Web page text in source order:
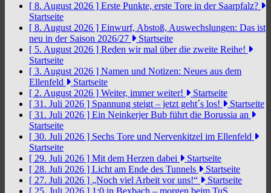
[ 8. August 2026 ] Erste Punkte, erste Tore in der Saarpfalz?
Startseite
[ 8. August 2026 ] Einwurf, Abstoß, Auswechslungen: Das ist
neu in der Saison 2026/27
Startseite
[ 5. August 2026 ] Reden wir mal über die zweite Reihe!
Startseite
[ 3. August 2026 ] Namen und Notizen: Neues aus dem
Ellenfeld
Startseite
[ 2. August 2026 ] Weiter, immer weiter!
Startseite
[ 31. Juli 2026 ] Spannung steigt – jetzt geht´s los!
Startseite
[ 31. Juli 2026 ] Ein Neinkerjer Bub führt die Borussia an
Startseite
[ 30. Juli 2026 ] Sechs Tore und Nervenkitzel im Ellenfeld
Startseite
[ 29. Juli 2026 ] Mit dem Herzen dabei
Startseite
[ 28. Juli 2026 ] Licht am Ende des Tunnels
Startseite
[ 27. Juli 2026 ] „Noch viel Arbeit vor uns!“
Startseite
[ 25. Juli 2026 ] 1:0 in Bexbach – morgen beim TuS